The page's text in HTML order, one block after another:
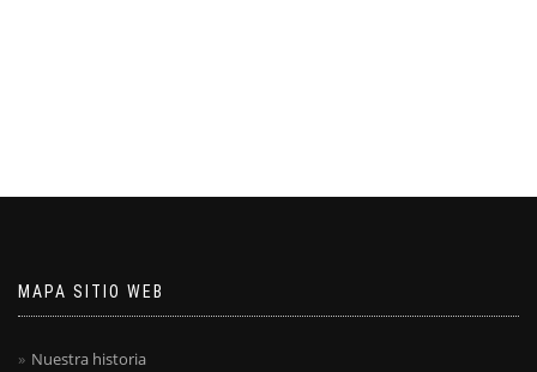
MAPA SITIO WEB
Nuestra historia